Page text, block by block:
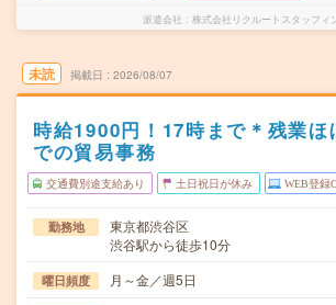
派遣会社 株式会社リクルートスタッフィ
未読 掲載日 2026/08/07
時給1900円！17時まで＊残業
での貿易事務
交通費別途支給あり 土日祝日が休み WEB登録
勤務地
東京都渋谷区
渋谷駅から徒歩10分
曜日頻度 月～金／週5日